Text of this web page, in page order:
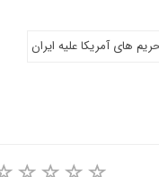
های آمریکا علیه ایران